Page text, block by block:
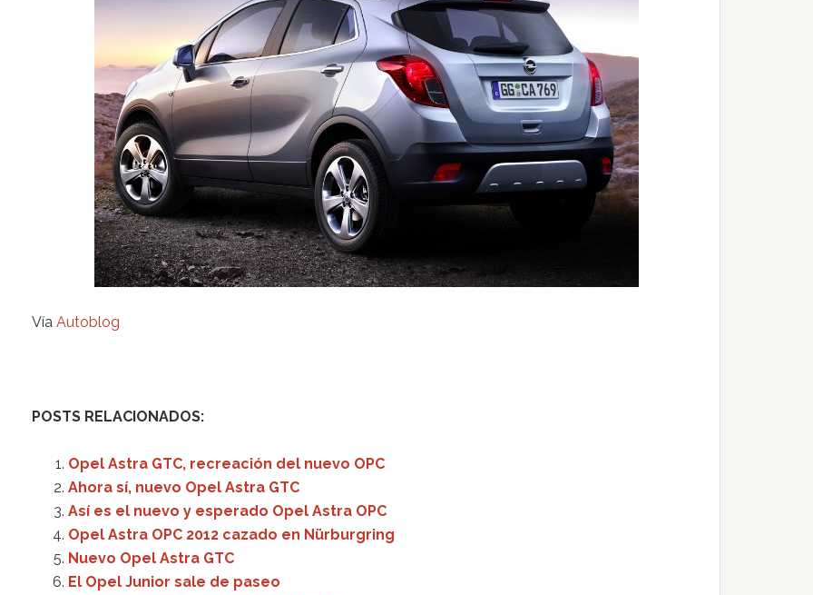
Vía Autoblog
POSTS RELACIONADOS:
Opel Astra GTC, recreación del nuevo OPC
Ahora sí, nuevo Opel Astra GTC
Así es el nuevo y esperado Opel Astra OPC
Opel Astra OPC 2012 cazado en Nürburgring
Nuevo Opel Astra GTC
El Opel Junior sale de paseo